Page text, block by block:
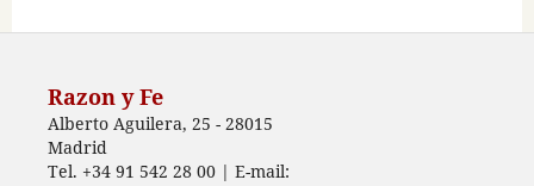
Razon y Fe
Alberto Aguilera, 25 - 28015
Madrid
Tel. +34 91 542 28 00 | E-mail: